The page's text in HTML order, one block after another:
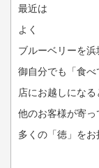
最近は
よく
ブルーベリーを
御自分でも「食
店にお越しになる
他のお客様が寄
多くの「徳」をお